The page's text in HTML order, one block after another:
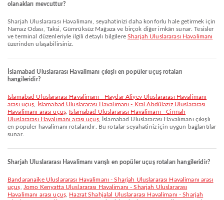
olanakları mevcuttur?
Sharjah Uluslararası Havalimanı, seyahatinizi daha konforlu hale getirmek için
Namaz Odası, Taksi, Gümrüksüz Mağaza ve birçok diğer imkân sunar. Tesisler
ve terminal düzenleriyle ilgili detaylı bilgilere Sharjah Uluslararası Havalimanı
üzerinden ulaşabilirsiniz.
İslamabad Uluslararası Havalimanı çıkışlı en popüler uçuş rotaları
hangileridir?
İslamabad Uluslararası Havalimanı - Haydar Aliyev Uluslararası Havalimanı
arası uçuş
İslamabad Uluslararası Havalimanı - Kral Abdülaziz Uluslararası
Havalimanı arası uçuş, İslamabad Uluslararası Havalimanı - Cinnah
Uluslararası Havalimanı arası uçuş, İslamabad Uluslararası Havalimanı çıkışlı
en popüler havalimanı rotalarıdır. Bu rotalar seyahatiniz için uygun bağlantılar
sunar.
Sharjah Uluslararası Havalimanı varışlı en popüler uçuş rotaları hangileridir?
Bandaranaike Uluslararası Havalimanı - Sharjah Uluslararası Havalimanı arası
uçuş
Jomo Kenyatta Uluslararası Havalimanı - Sharjah Uluslararası
Havalimanı arası uçuş, Hazrat Shahjalal Uluslararası Havalimanı - Sharjah